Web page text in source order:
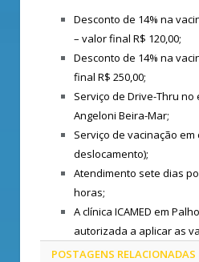
Desconto de 14% na
– valor final R$ 120,00;
Desconto de 14% na
final R$ 250,00;
Serviço de Drive-Thru
Angeloni Beira-Mar;
Serviço de vacinação em
deslocamento);
Atendimento sete dias
horas;
A clínica ICAMED em
autorizada a aplicar as
POSTAGENS RELACIONADAS